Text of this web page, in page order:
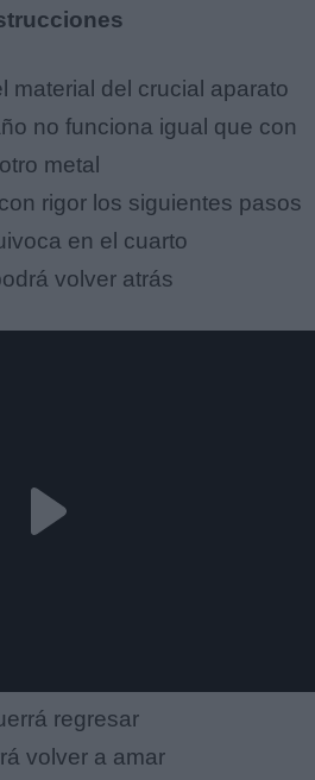
material del crucial aparato
no funciona igual que con
otro metal
rigor los siguientes pasos
en el cuarto
volver atrás
regresar
volver a amar